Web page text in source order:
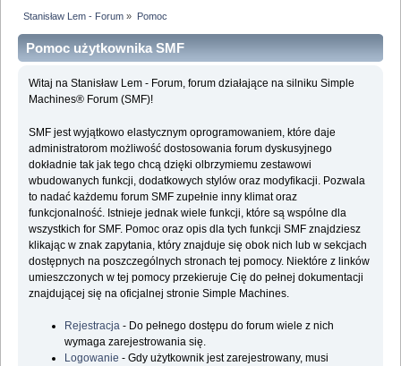
Stanisław Lem - Forum » Pomoc
Pomoc użytkownika SMF
Witaj na Stanisław Lem - Forum, forum działające na silniku Simple
Machines® Forum (SMF)!
SMF jest wyjątkowo elastycznym oprogramowaniem, które daje
administratorom możliwość dostosowania forum dyskusyjnego
dokładnie tak jak tego chcą dzięki olbrzymiemu zestawowi
wbudowanych funkcji, dodatkowych stylów oraz modyfikacji. Pozwala
to nadać każdemu forum SMF zupełnie inny klimat oraz
funkcjonalność. Istnieje jednak wiele funkcji, które są wspólne dla
wszystkich for SMF. Pomoc oraz opis dla tych funkcji SMF znajdziesz
klikając w znak zapytania, który znajduje się obok nich lub w sekcjach
dostępnych na poszczególnych stronach tej pomocy. Niektóre z linków
umieszczonych w tej pomocy przekieruje Cię do pełnej dokumentacji
znajdującej się na oficjalnej stronie Simple Machines.
Rejestracja - Do pełnego dostępu do forum wiele z nich
wymaga zarejestrowania się.
Logowanie - Gdy użytkownik jest zarejestrowany, musi